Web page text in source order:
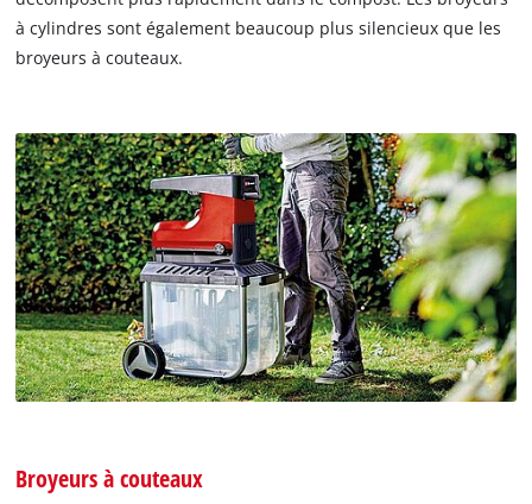
à cylindres sont également beaucoup plus silencieux que les
broyeurs à couteaux.
Broyeurs à couteaux